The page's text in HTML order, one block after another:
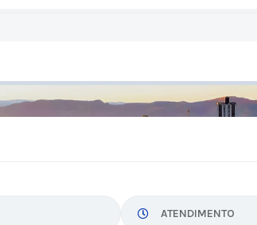
ATENDIMENTO